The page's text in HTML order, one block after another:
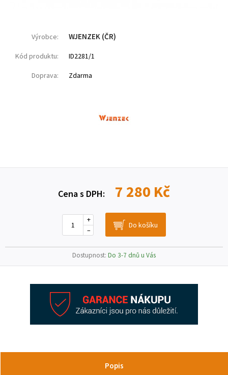
Výrobce: WJENZEK (ČR)
Kód produktu: ID2281/1
Doprava: Zdarma
Cena s DPH: 7 280 Kč
–
+
Dostupnost: Do 3-7 dnů u Vás
Popis